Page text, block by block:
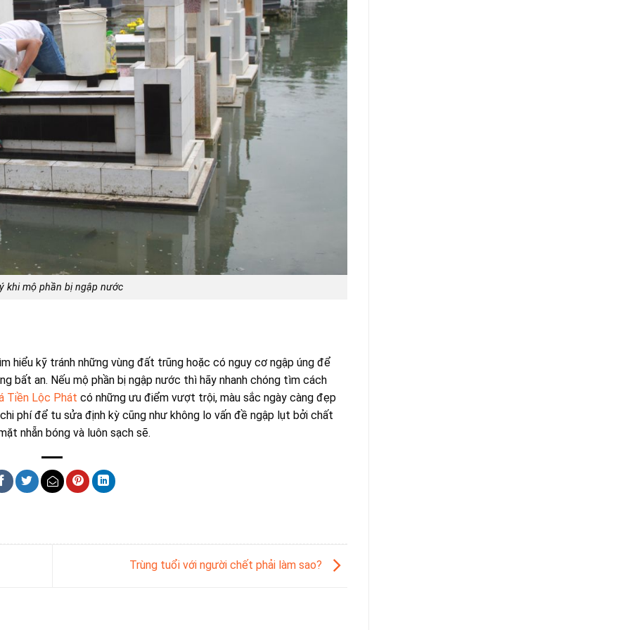
khi mộ phần bị ngập nước
hiểu kỹ tránh những vùng đất trũng hoặc có nguy cơ ngập úng để
bất an. Nếu mộ phần bị ngập nước thì hãy nhanh chóng tìm cách
Tiền Lộc Phát có những ưu điểm vượt trội, màu sắc ngày càng đẹp
phí để tu sửa định kỳ cũng như không lo vấn đề ngập lụt bởi chất
nhẵn bóng và luôn sạch sẽ.
Trùng tuổi với người chết phải làm sao?